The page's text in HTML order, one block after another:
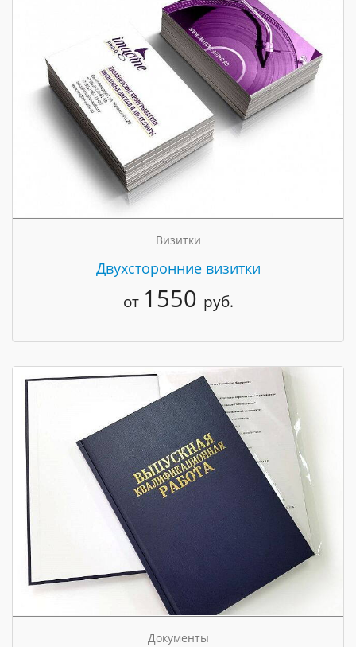
Визитки
Двухсторонние визитки
от 1550 руб.
Документы